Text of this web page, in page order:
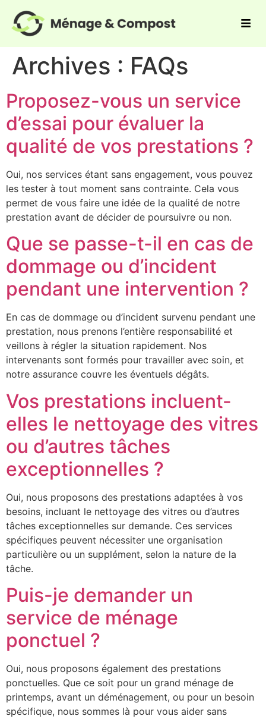
Archives : FAQs
Proposez-vous un service
d’essai pour évaluer la
qualité de vos prestations ?
Oui, nos services étant sans engagement, vous pouvez
les tester à tout moment sans contrainte. Cela vous
permet de vous faire une idée de la qualité de notre
prestation avant de décider de poursuivre ou non.
Que se passe-t-il en cas de
dommage ou d’incident
pendant une intervention ?
En cas de dommage ou d’incident survenu pendant une
prestation, nous prenons l’entière responsabilité et
veillons à régler la situation rapidement. Nos
intervenants sont formés pour travailler avec soin, et
notre assurance couvre les éventuels dégâts.
Vos prestations incluent-
elles le nettoyage des vitres
ou d’autres tâches
exceptionnelles ?
Oui, nous proposons des prestations adaptées à vos
besoins, incluant le nettoyage des vitres ou d’autres
tâches exceptionnelles sur demande. Ces services
spécifiques peuvent nécessiter une organisation
particulière ou un supplément, selon la nature de la
tâche.
Puis-je demander un
service de ménage
ponctuel ?
Oui, nous proposons également des prestations
ponctuelles. Que ce soit pour un grand ménage de
printemps, avant un déménagement, ou pour un besoin
spécifique, nous sommes là pour vous aider sans